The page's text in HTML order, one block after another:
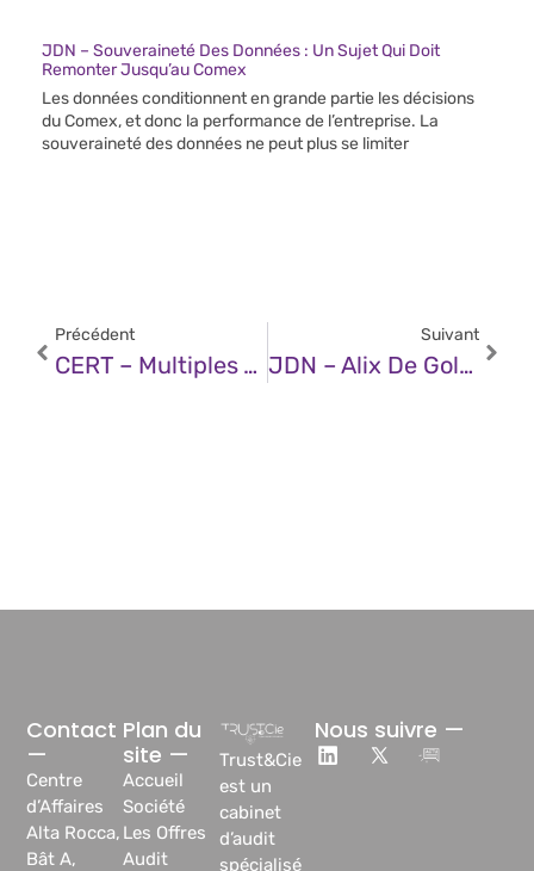
JDN – Souveraineté Des Données : Un Sujet Qui Doit
Remonter Jusqu’au Comex
Les données conditionnent en grande partie les décisions
du Comex, et donc la performance de l’entreprise. La
souveraineté des données ne peut plus se limiter
Précédent
CERT – Multiples Vulnérabilités Dans Mattermost Server (18 Mars 2025)
Suivant
JDN – Alix De Goldschmidt (M6) : « Chez M6, Nous Nous Servons D’une Dizaine D’outils D’IA Générative »
Trust&Cie
est un
cabinet
d’audit
spécialisé
Plan du
site —
Accueil
Société
Les Offres
Audit
Contact
—
Centre
d’Affaires
Alta Rocca,
Bât A,
Nous suivre —